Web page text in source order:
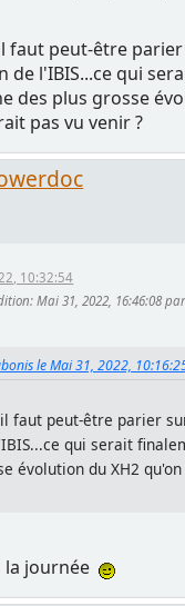
faut peut-être
de l'IBIS...ce qui
des plus grosse
pas vu venir ?
10:32:54
: Mai 31, 2022, 16:46:08
le Mai 31, 2022,
faut peut-être parier
qui serait
évolution du XH2
la journée